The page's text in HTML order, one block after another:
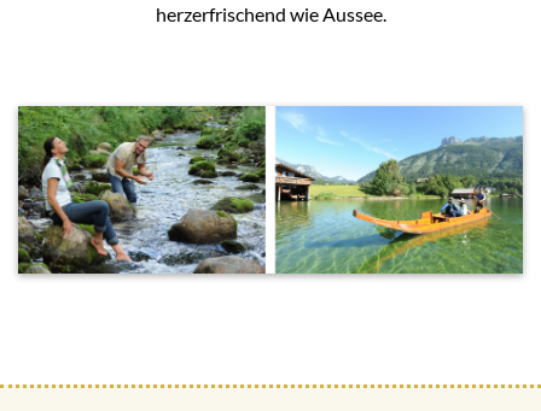
herzerfrischend wie Aussee.